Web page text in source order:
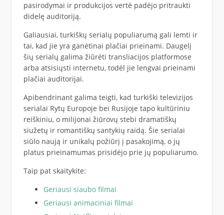
pasirodymai ir produkcijos vertė padėjo pritraukti
didelę auditoriją.
Galiausiai, turkiškų serialų populiarumą gali lemti ir
tai, kad jie yra ganėtinai plačiai prieinami. Daugelį
šių serialų galima žiūrėti transliacijos platformose
arba atsisiųsti internetu, todėl jie lengvai prieinami
plačiai auditorijai.
Apibendrinant galima teigti, kad turkiški televizijos
serialai Rytų Europoje bei Rusijoje tapo kultūriniu
reiškiniu, o milijonai žiūrovų stebi dramatiškų
siužetų ir romantiškų santykių raidą. Šie serialai
siūlo naują ir unikalų požiūrį į pasakojimą, o jų
platus prieinamumas prisidėjo prie jų populiarumo.
Taip pat skaitykite:
Geriausi siaubo filmai
Geriausi animaciniai filmai